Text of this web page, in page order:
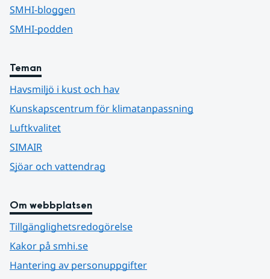
SMHI-bloggen
SMHI-podden
Teman
Havsmiljö i kust och hav
Kunskapscentrum för klimatanpassning
Luftkvalitet
SIMAIR
Sjöar och vattendrag
Om webbplatsen
Tillgänglighetsredogörelse
Kakor på smhi.se
Hantering av personuppgifter